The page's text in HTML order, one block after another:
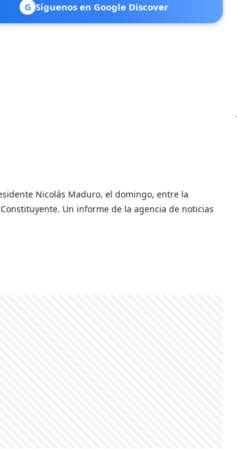
G Síguenos en Google Discover
Nicolás Maduro, el domingo, entre la
Un informe de la agencia de noticias